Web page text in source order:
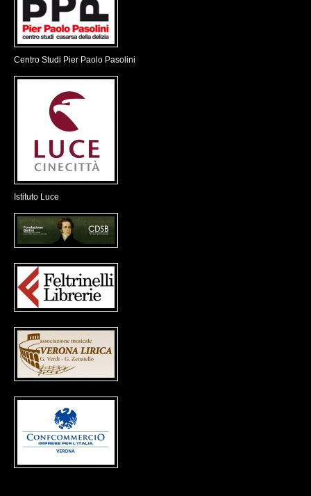
Centro Studi Pier Paolo Pasolini
Istituto Luce